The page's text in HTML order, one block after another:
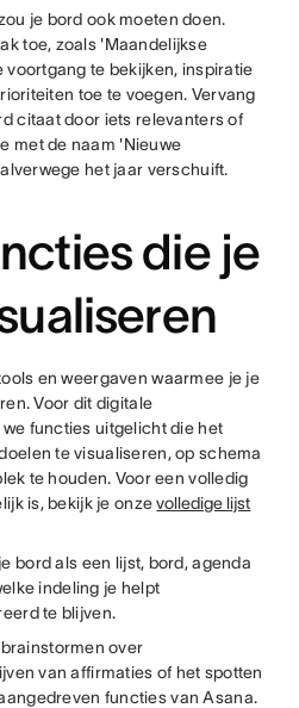
je bord ook moeten doen.
toe, zoals 'Maandelijkse
te bekijken, inspiratie
toe te voegen. Vervang
citaat door iets relevanters of
met de naam 'Nieuwe
het jaar verschuift.
die je
en weergaven waarmee je je
Voor dit digitale
functies uitgelicht die het
te visualiseren, op schema
te houden. Voor een volledig
is, bekijk je onzevolledige lijst
bord als een lijst, bord, agenda
indeling je helpt
te blijven.
over
van affirmaties of het spotten
functies van Asana.